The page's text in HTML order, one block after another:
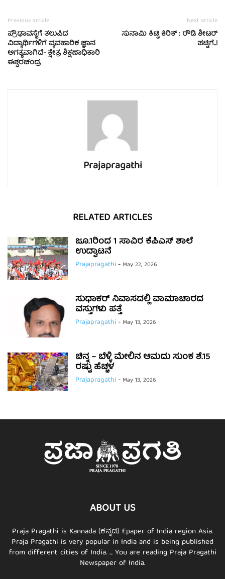
Previous article
ಪ್ರೌಢಾವಸ್ಥೆಗೆ ತಲುಪಿದ
ವಿದ್ಯಾರ್ಥಿಗಳಿಗೆ ವ್ಯವಹಾರಿಕ ಜ್ಞಾನ
ಅಗತ್ಯವಾಗಿದೆ- ಕ್ಷೇತ್ರ ಶಿಕ್ಷಣಾಧಿಕಾರಿ
ಈಶ್ವರಚಂದ್ರ
Next article
ಸುನಾಮಿ ಕಿಟ್ಟಿ ಕಿರಿಕ್ : ರೌಡಿ ಶೀಟರ್
ಪಟ್ಟಿಗೆ..!
Prajapragathi
RELATED ARTICLES
ಜೂ.1ರಿಂದ 1 ಸಾವಿರ ಕೆಪಿಎಸ್ ಶಾಲೆ
ಉದ್ಘಾಟನೆ
Prajapragathi- May 22, 2026
ಸುಧಾಕರ್ ನಿವಾಸದಲ್ಲಿ ವಾಮಾಚಾರದ
ವಸ್ತುಗಳು ಪತ್ತೆ
Prajapragathi- May 13, 2026
ಚಿನ್ನ – ಬೆಳ್ಳಿ ಮೇಲಿನ ಆಮದು ಸುಂಕ ಶೆ.15
ರಷ್ಟು ಹೆಚ್ಚಳ
Prajapragathi- May 13, 2026
ABOUT US
Praja Pragathi is Kannada (ಕನ್ನಡ) Epaper of India region Asia.
Praja Pragathi is very popular in India and is being published
from different cities of India. ... You are reading Praja Pragathi
Newspaper of India.